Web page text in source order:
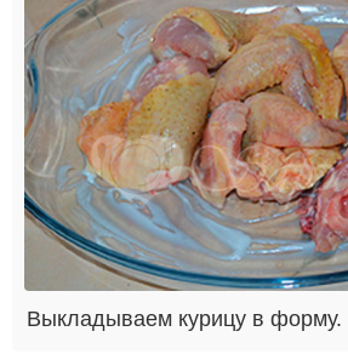
Выкладываем курицу в форму.